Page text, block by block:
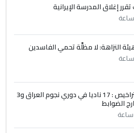
على الكفاءة ...
واغتصاب الأرض.. بلاد
والتصحر!!
إغلاق المدرسة الإيرانية
النزاهة: لا مظلَّة تحمي الفاسدين
لجنة التراخيص : 17 ناديا في دوري نجوم العراق و3
الضوابط